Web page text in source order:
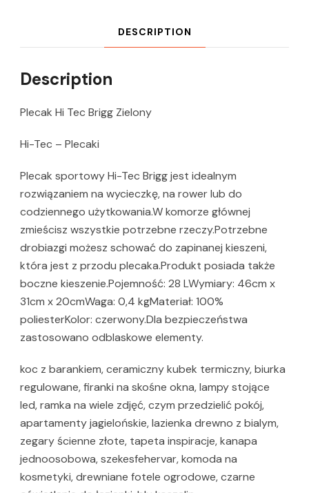
DESCRIPTION
Description
Plecak Hi Tec Brigg Zielony
Hi-Tec – Plecaki
Plecak sportowy Hi-Tec Brigg jest idealnym
rozwiązaniem na wycieczkę, na rower lub do
codziennego użytkowania.W komorze głównej
zmieścisz wszystkie potrzebne rzeczy.Potrzebne
drobiazgi możesz schować do zapinanej kieszeni,
która jest z przodu plecaka.Produkt posiada także
boczne kieszenie.Pojemność: 28 LWymiary: 46cm x
31cm x 20cmWaga: 0,4 kgMateriał: 100%
poliesterKolor: czerwony.Dla bezpieczeństwa
zastosowano odblaskowe elementy.
koc z barankiem, ceramiczny kubek termiczny, biurka
regulowane, firanki na skośne okna, lampy stojące
led, ramka na wiele zdjęć, czym przedzielić pokój,
apartamenty jagielońskie, lazienka drewno z bialym,
zegary ścienne złote, tapeta inspiracje, kanapa
jednoosobowa, szekesfehervar, komoda na
kosmetyki, drewniane fotele ogrodowe, czarne